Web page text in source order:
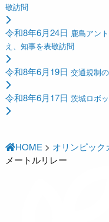
敬訪問
令和8年6月24日 鹿島アン
え、知事を表敬訪問
令和8年6月19日 交通規制
令和8年6月17日 茨城ロボ
HOME > オリンピック
メートルリレー